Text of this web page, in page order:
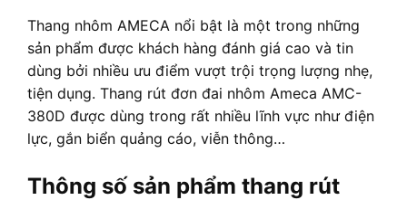
Thang nhôm AMECA nổi bật là một trong những
sản phẩm được khách hàng đánh giá cao và tin
dùng bởi nhiều ưu điểm vượt trội trọng lượng nhẹ,
tiện dụng. Thang rút đơn đai nhôm Ameca AMC-
380D được dùng trong rất nhiều lĩnh vực như điện
lực, gắn biển quảng cáo, viễn thông…
Thông số sản phẩm thang rút